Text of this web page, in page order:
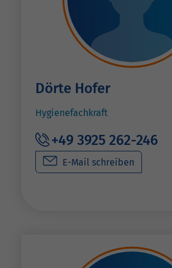
Dörte Hofer
Hygienefachkraft
+49 3925 262-246
E-Mail schreiben